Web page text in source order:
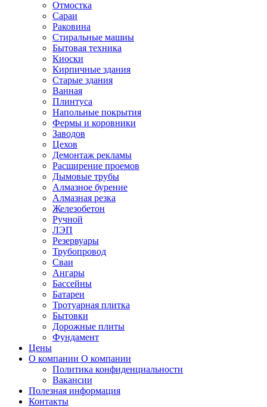
Отмостка
Сараи
Раковина
Стиральные машиы
Бытовая техника
Киоски
Кирпичные здания
Старые здания
Ванная
Плинтуса
Напольные покрытия
Фермы и коровники
Заводов
Цехов
Демонтаж рекламы
Расширение проемов
Дымовые трубы
Алмазное бурение
Алмазная резка
Железобетон
Ручной
ЛЭП
Резервуары
Трубопровод
Сваи
Ангары
Бассейны
Батареи
Тротуарная плитка
Бытовки
Дорожные плиты
Фундамент
Цены
О компании О компании
Политика конфиденциальности
Вакансии
Полезная информация
Контакты